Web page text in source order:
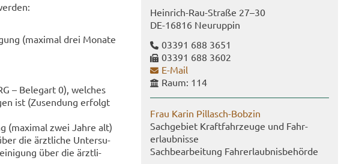
(ma­xi­mal drei Mo­na­te
– Be­legart 0), wel­ches
ist (Zu­sen­dung er­folgt
(ma­xi­mal zwei Jahre alt)
die ärzt­li­che Un­ter­su­
über die ärzt­li­
Heinrich-​Rau-Straße 27–30
DE-​16816 Neu­rup­pin
03391 688 3651
03391 688 3602
E-​Mail
Raum: 114
Frau Karin Pillasch-​Bobzin
Sach­ge­biet Kraft­fahr­zeu­ge und Fahr­
erlaub­nis­se
Sach­be­ar­bei­tung Fahr­erlaub­nis­be­hör­de